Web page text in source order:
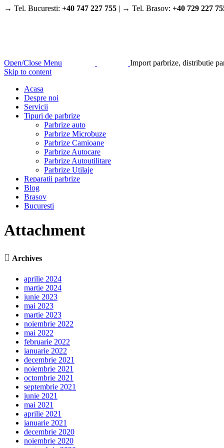
→ Tel. Bucuresti: +40 747 227 755 | → Tel. Brasov: +40 729 227
Open/Close Menu
Import parbrize, distributie
Skip to content
Acasa
Despre noi
Servicii
Tipuri de parbrize
Parbrize auto
Parbrize Microbuze
Parbrize Camioane
Parbrize Autocare
Parbrize Autoutilitare
Parbrize Utilaje
Reparatii parbrize
Blog
Brasov
Bucuresti
Attachment
 Archives
aprilie 2024
martie 2024
iunie 2023
mai 2023
martie 2023
noiembrie 2022
mai 2022
februarie 2022
ianuarie 2022
decembrie 2021
noiembrie 2021
octombrie 2021
septembrie 2021
iunie 2021
mai 2021
aprilie 2021
ianuarie 2021
decembrie 2020
noiembrie 2020